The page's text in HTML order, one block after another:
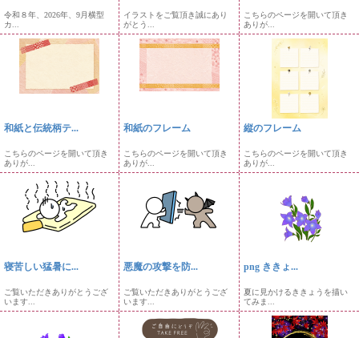
令和８年、2026年、9月横型
カ...
イラストをご覧頂き誠にあり
がとう...
こちらのページを開いて頂き
ありが...
和紙と伝統柄テ...
こちらのページを開いて頂き
ありが...
和紙のフレーム
こちらのページを開いて頂き
ありが...
縦のフレーム
こちらのページを開いて頂き
ありが...
寝苦しい猛暑に...
ご覧いただきありがとうござ
います...
悪魔の攻撃を防...
ご覧いただきありがとうござ
います...
png ききょ...
夏に見かけるききょうを描い
てみま...